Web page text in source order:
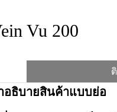
Vu 200
อธิบายสินค้าแบบย่อ